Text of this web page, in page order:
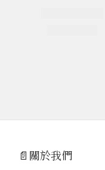
📄關於我們